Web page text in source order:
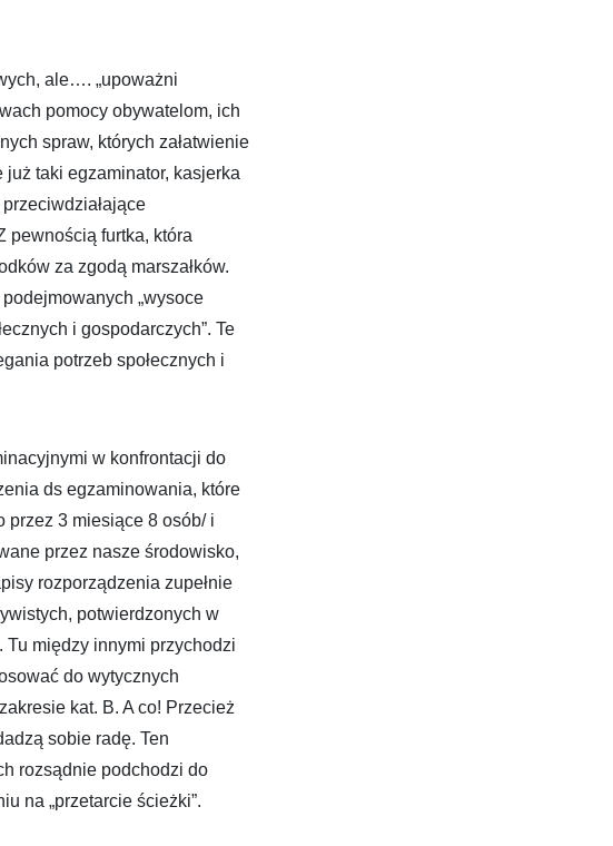
ale…. „upoważni
pomocy obywatelom, ich
spraw, których załatwienie
taki egzaminator, kasjerka
pewnością furtka, która
za zgodą marszałków.
„wysoce
i gospodarczych”. Te
potrzeb społecznych i
w konfrontacji do
ds egzaminowania, które
przez 3 miesiące 8 osób/ i
przez nasze środowisko,
rozporządzenia zupełnie
potwierdzonych w
Tu między innymi przychodzi
do wytycznych
kat. B. A co! Przecież
sobie radę. Ten
rozsądnie podchodzi do
na „przetarcie ścieżki”.